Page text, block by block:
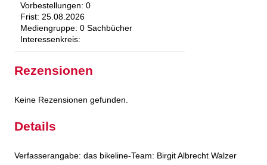
Vorbestellungen: 0
Frist: 25.08.2026
Mediengruppe: 0 Sachbücher
Interessenkreis:
Rezensionen
Keine Rezensionen gefunden.
Details
Suche nach diesem Verfasser
Verfasserangabe: das bikeline-Team: Birgit Albrecht Walzer